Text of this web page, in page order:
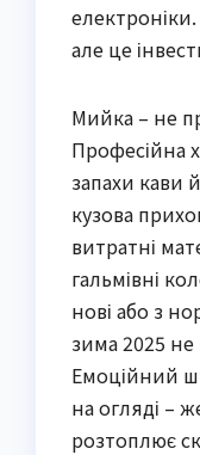
але це
Мийка – не
Професійна
запахи кави
кузова
витратні
гальмівні
нові або з
зима 2025
Емоційний
на огляді –
розтоплює